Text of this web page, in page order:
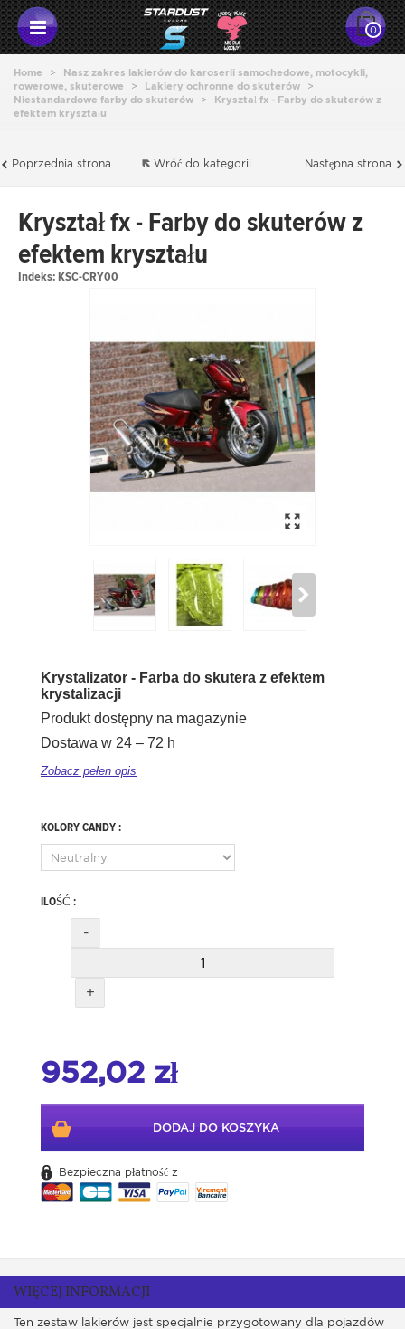
0
Home >
Nasz zakres lakierów do karoserii samochedowe, motocykli,
rowerowe, skuterowe
> Lakiery ochronne do skuterów
>
Niestandardowe farby do skuterów
>
Kryształ fx - Farby do skuterów z
efektem kryształu
Poprzednia strona Następna strona
Wróć do kategorii
Kryształ fx - Farby do skuterów z
efektem kryształu
Indeks:KSC-CRY00
Krystalizator - Farba do skutera z efektem
krystalizacji
Produkt dostępny na magazynie
Dostawa w 24 – 72 h
Zobacz pełen opis
KOLORY CANDY :
ILOŚĆ :
-
+
952,02 zł
DODAJ DO KOSZYKA
Bezpieczna płatność z
WIĘCEJ INFORMACJI
Ten zestaw lakierów jest specjalnie przygotowany dla pojazdów